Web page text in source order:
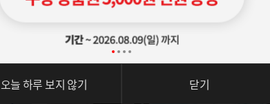
오늘 하루 보지 않기 닫기